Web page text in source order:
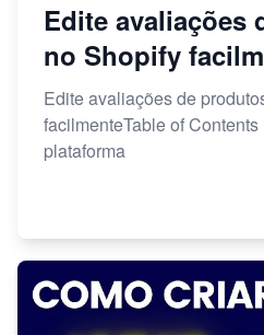
Edite avaliações
no Shopify
Edite avaliações de
facilmenteTable of
plataforma